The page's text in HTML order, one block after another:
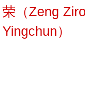
荣（Zeng
Yingchun）